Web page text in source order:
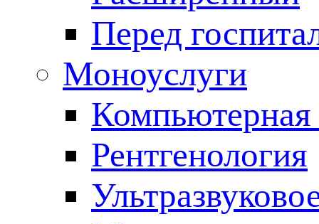
Перед
Моноуслуги
Рентгенология